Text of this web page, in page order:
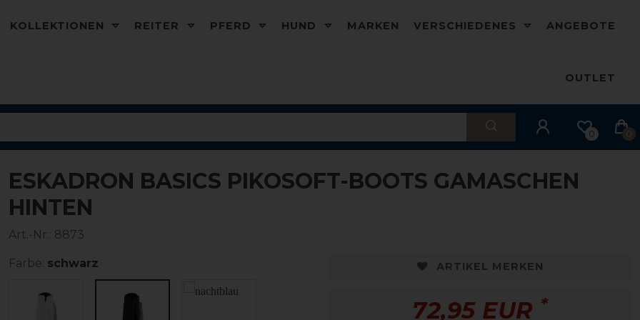
KOLLEKTIONEN REITER PFERD HUND MARKEN VERSCHIEDENES ANGEBOTE
OUTLET
0 0
ESKADRON BASICS PIKOSOFT-BOOTS GAMASCHEN
HINTEN
Art.-Nr.: 8873
Farbe: schwarz ARTIKEL MERKEN
72,95 EUR *